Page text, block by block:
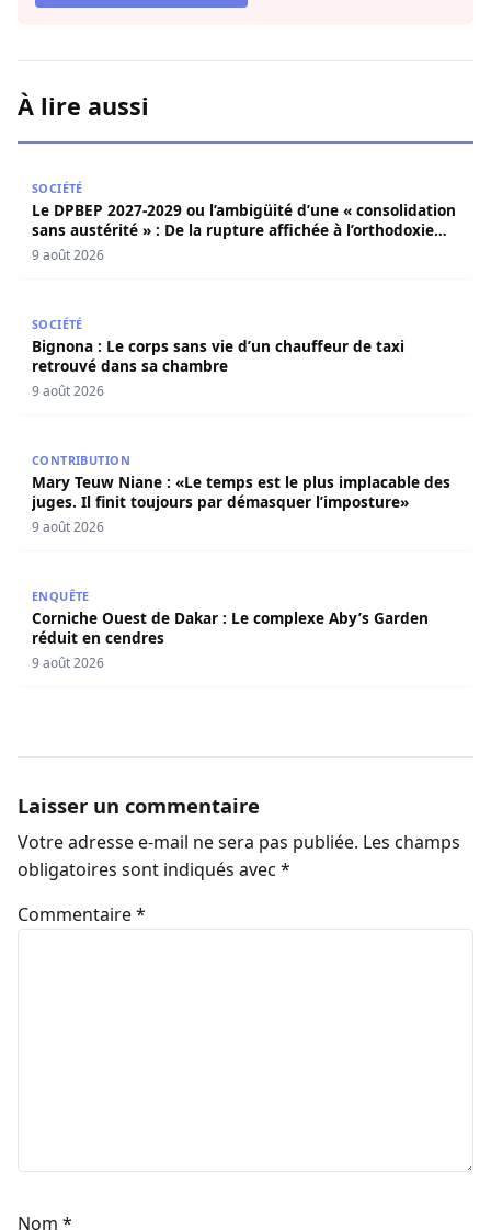
À lire aussi
SOCIÉTÉ
Le DPBEP 2027-2029 ou l’ambigüité d’une « consolidation
sans austérité » : De la rupture affichée à l’orthodoxie
budgétaire, une analyse critique de la trajectoire
9 août 2026
SOCIÉTÉ
Bignona : Le corps sans vie d’un chauffeur de taxi
retrouvé dans sa chambre
9 août 2026
CONTRIBUTION
Mary Teuw Niane : «Le temps est le plus implacable des
juges. Il finit toujours par démasquer l’imposture»
9 août 2026
ENQUÊTE
Corniche Ouest de Dakar : Le complexe Aby’s Garden
réduit en cendres
9 août 2026
Laisser un commentaire
Votre adresse e-mail ne sera pas publiée. Les champs
obligatoires sont indiqués avec *
Commentaire*
Nom *